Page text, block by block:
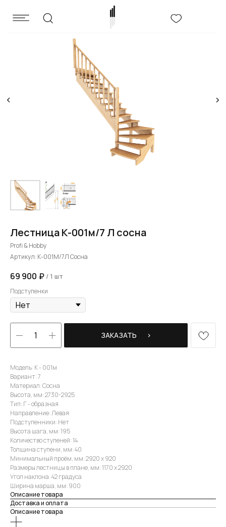
Лестница К-001м/7 Л сосна
Profi & Hobby
Артикул: К-001М/7Л Сосна
69 900 ₽ / 1 шт
Подступенки
ЗАКАЗАТЬ⠀⠀›
Модель: К - 001м
Вариант: 7
Материал: Сосна
Высота, мм: 2730-2925
Тип: Г - образная
Направление: Левая
Подступенники: Нет
Высота шага, мм: 195
Количество ступеней: 14
Толщина ступени, мм: 40
Минимальный проём, мм: 2920 х 920
Размеры лестницы в плане, мм: 1170 х 2920
Угол наклона: 42 градуса
Ширина марша, мм: 900
Описание товара
Доставка и оплата
Описание товара